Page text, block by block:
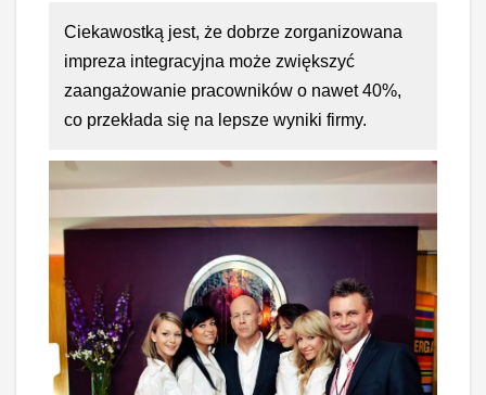
Ciekawostką jest, że dobrze zorganizowana
impreza integracyjna może zwiększyć
zaangażowanie pracowników o nawet 40%,
co przekłada się na lepsze wyniki firmy.